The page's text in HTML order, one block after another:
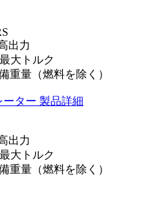
出力
最大トルク
重量（燃料を除く）
ーター 製品詳細
出力
最大トルク
重量（燃料を除く）